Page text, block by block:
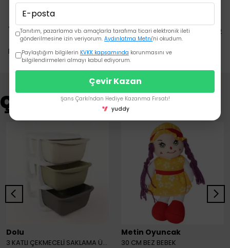
Yorumlar Yorum Yap
Bu ürün için henüz yorum yapılmamış.
Çok Satanlar
Dolu
3 KATLI ÇEKMECELİ SAKLAMA ÜNİTESİ
Metin Oyuncak
30 CM BEZ BEBEK
Tanıtım, pazarlama vb. amaçlarla tarafıma ticari elektronik ileti
gönderilmesine izin veriyorum.Aydınlatma Metni'ni okudum.
Paylaştığım bilgilerin KVKK kapsamında korunmasını ve
bilgilendirmeleri almayı kabul ediyorum.
Çevir Kazan
Şans Çarkı'ndan Hediye Kazanma Fırsatı!
yuddy